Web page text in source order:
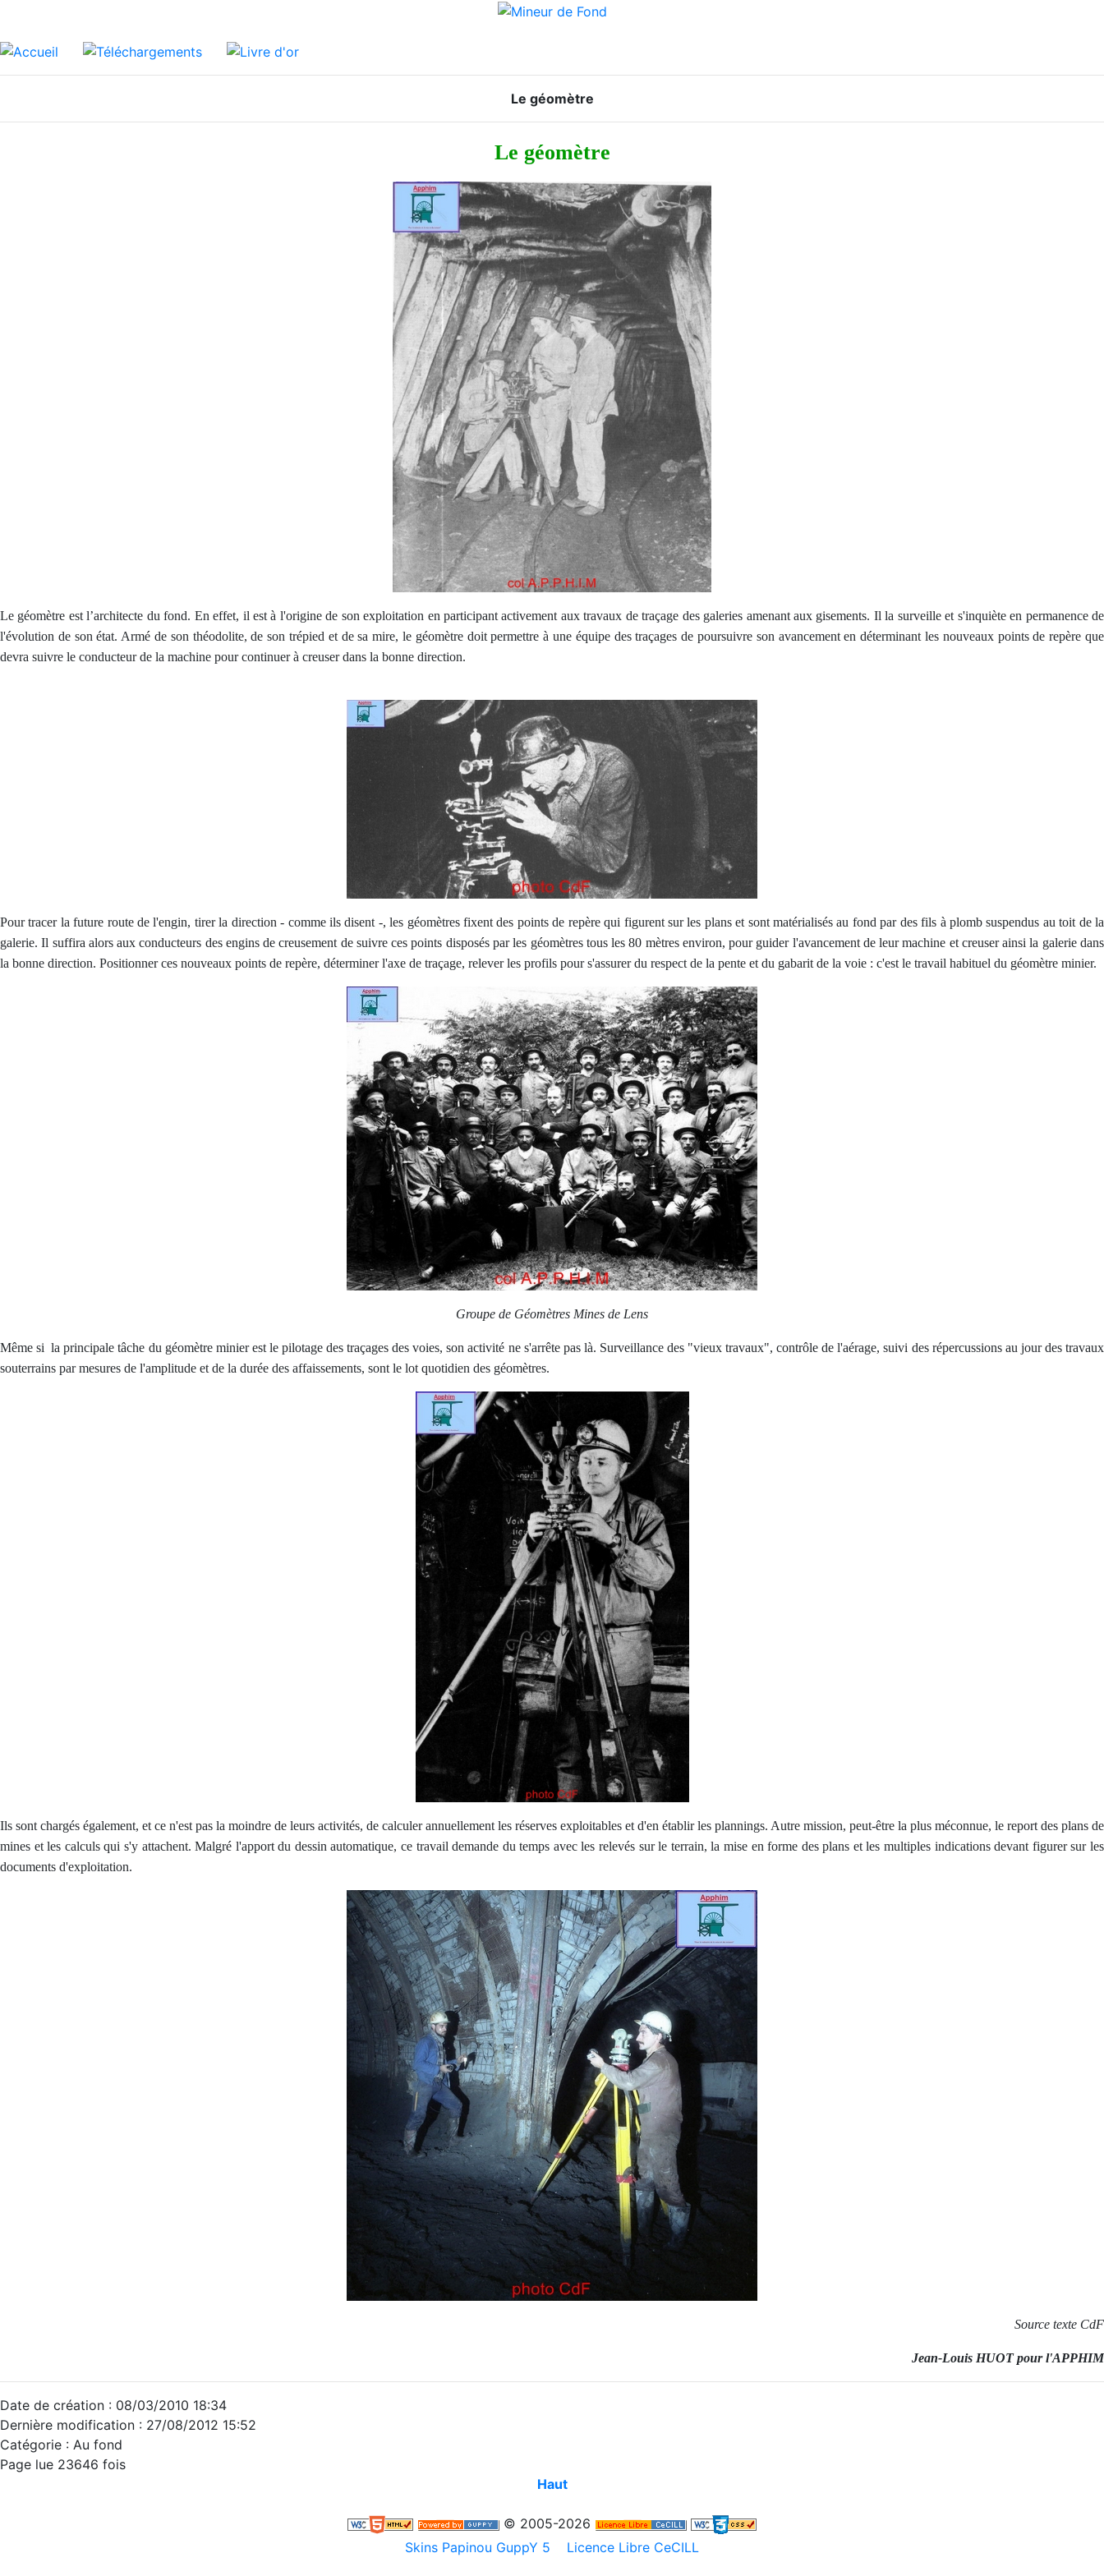
Le géomètre
Le géomètre
Le géomètre est l’architecte du fond. En effet, il est à l'origine de son exploitation en participant activement aux travaux de traçage des galeries amenant aux gisements. Il la surveille et s'inquiète en permanence de
l'évolution de son état. Armé de son théodolite, de son trépied et de sa mire, le géomètre doit permettre à une équipe des traçages de poursuivre son avancement en déterminant les nouveaux points de repère que
devra suivre le conducteur de la machine pour continuer à creuser dans la bonne direction.
Pour tracer la future route de l'engin, tirer la direction - comme ils disent -, les géomètres fixent des points de repère qui figurent sur les plans et sont matérialisés au fond par des fils à plomb suspendus au toit de la
galerie. Il suffira alors aux conducteurs des engins de creusement de suivre ces points disposés par les géomètres tous les 80 mètres environ, pour guider l'avancement de leur machine et creuser ainsi la galerie dans
la bonne direction. Positionner ces nouveaux points de repère, déterminer l'axe de traçage, relever les profils pour s'assurer du respect de la pente et du gabarit de la voie : c'est le travail habituel du géomètre minier.
Groupe de Géomètres Mines de Lens
Même si la principale tâche du géomètre minier est le pilotage des traçages des voies, son activité ne s'arrête pas là. Surveillance des "vieux travaux", contrôle de l'aérage, suivi des répercussions au jour des travaux
souterrains par mesures de l'amplitude et de la durée des affaissements, sont le lot quotidien des géomètres.
Ils sont chargés également, et ce n'est pas la moindre de leurs activités, de calculer annuellement les réserves exploitables et d'en établir les plannings. Autre mission, peut-être la plus méconnue, le report des plans de
mines et les calculs qui s'y attachent. Malgré l'apport du dessin automatique, ce travail demande du temps avec les relevés sur le terrain, la mise en forme des plans et les multiples indications devant figurer sur les
documents d'exploitation.
Source texte CdF
Jean-Louis HUOT pour l'APPHIM
Date de création : 08/03/2010 18:34
Dernière modification : 27/08/2012 15:52
Catégorie : Au fond
Page lue 23646 fois
Haut
© 2005-2026
Skins Papinou GuppY 5
Licence Libre CeCILL